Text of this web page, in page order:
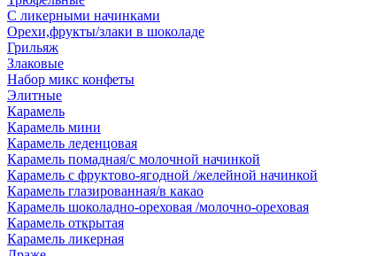
С ликерными начинками
Орехи,фрукты/злаки в шоколаде
Грильяж
Злаковые
Набор микс конфеты
Элитные
Карамель
Карамель мини
Карамель леденцовая
Карамель помадная/с молочной начинкой
Карамель с фруктово-ягодной /желейной начинкой
Карамель глазированная/в какао
Карамель шоколадно-ореховая /молочно-ореховая
Карамель открытая
Карамель ликерная